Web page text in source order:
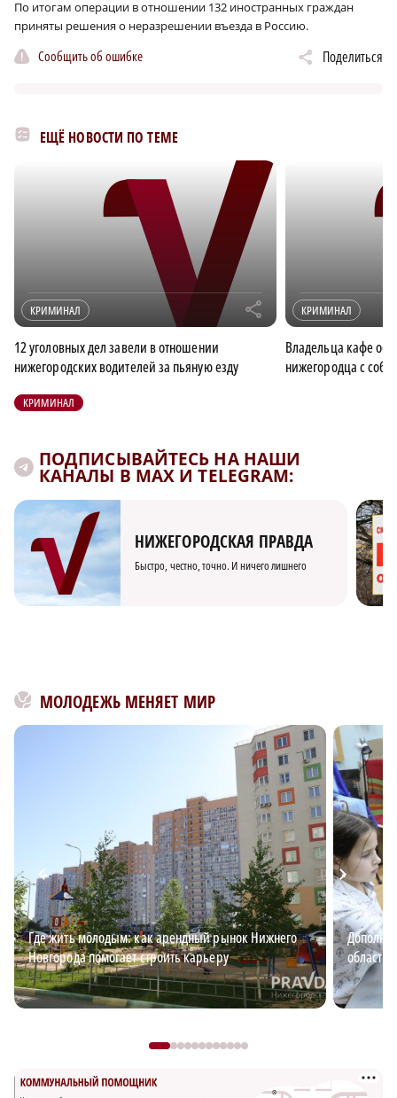
По итогам операции в отношении 132 иностранных граждан
приняты решения о неразрешении въезда в Россию.
Сообщить об ошибке Поделиться
ЕЩЁ НОВОСТИ ПО ТЕМЕ
КРИМИНАЛ r
12 уголовных дел завели в отношении
нижегородских водителей за пьяную езду
КРИМИНАЛ
Владельца кафе
нижегородца с
КРИМИНАЛ
ПОДПИСЫВАЙТЕСЬ НА НАШИ
КАНАЛЫ В MAX И TELEGRAM:
НИЖЕГОРОДСКАЯ ПРАВДА
Быстро, честно, точно. И ничего лишнего
МОЛОДЕЖЬ МЕНЯЕТ МИР
Где жить молодым: как арендный рынок Нижнего
Новгорода помогает строить карьеру
области: